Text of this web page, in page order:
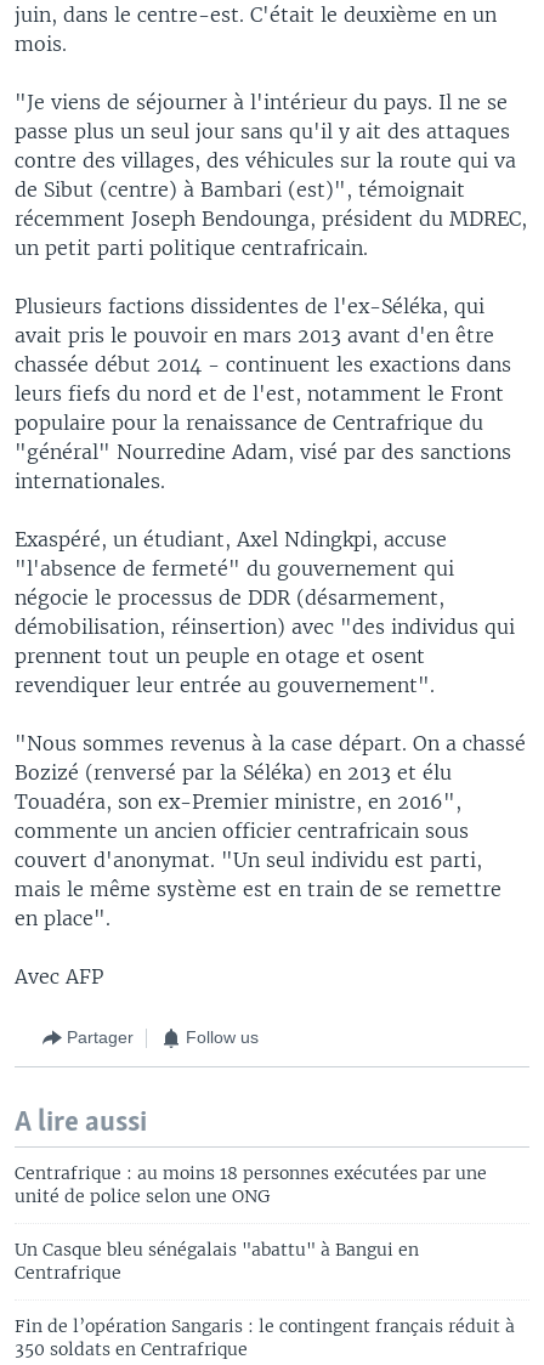
juin, dans le centre-est. C'était le deuxième en un
mois.
"Je viens de séjourner à l'intérieur du pays. Il ne se
passe plus un seul jour sans qu'il y ait des attaques
contre des villages, des véhicules sur la route qui va
de Sibut (centre) à Bambari (est)", témoignait
récemment Joseph Bendounga, président du MDREC,
un petit parti politique centrafricain.
Plusieurs factions dissidentes de l'ex-Séléka, qui
avait pris le pouvoir en mars 2013 avant d'en être
chassée début 2014 - continuent les exactions dans
leurs fiefs du nord et de l'est, notamment le Front
populaire pour la renaissance de Centrafrique du
"général" Nourredine Adam, visé par des sanctions
internationales.
Exaspéré, un étudiant, Axel Ndingkpi, accuse
"l'absence de fermeté" du gouvernement qui
négocie le processus de DDR (désarmement,
démobilisation, réinsertion) avec "des individus qui
prennent tout un peuple en otage et osent
revendiquer leur entrée au gouvernement".
"Nous sommes revenus à la case départ. On a chassé
Bozizé (renversé par la Séléka) en 2013 et élu
Touadéra, son ex-Premier ministre, en 2016",
commente un ancien officier centrafricain sous
couvert d'anonymat. "Un seul individu est parti,
mais le même système est en train de se remettre
en place".
Avec AFP
Partager Follow us
A lire aussi
Centrafrique : au moins 18 personnes exécutées par une
unité de police selon une ONG
Un Casque bleu sénégalais "abattu" à Bangui en
Centrafrique
Fin de l’opération Sangaris : le contingent français réduit à
350 soldats en Centrafrique